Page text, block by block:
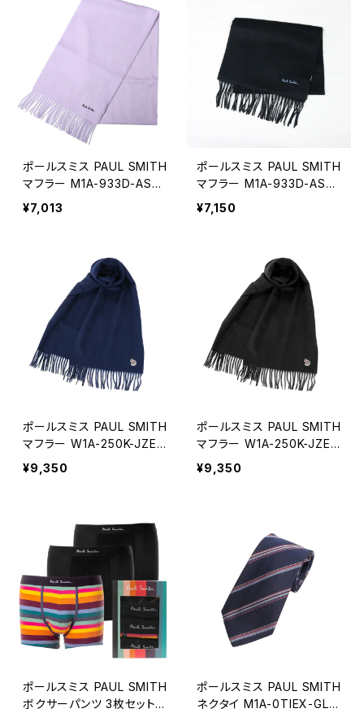
ポールスミス PAUL SMITH
マフラー M1A-933D-AS0
4-51 メンズ ラベンダー
¥7,013
ポールスミス PAUL SMITH
マフラー M1A-933D-AS0
4-78 メンズ ブラック
¥7,150
ポールスミス PAUL SMITH
マフラー W1A-250K-JZEB
RA-47 メンズ ネイビー
¥9,350
ポールスミス PAUL SMITH
マフラー W1A-250K-JZEB
RA-79 メンズ ブラック
¥9,350
ポールスミス PAUL SMITH
ボクサーパンツ 3枚セット
ポールスミス PAUL SMITH
ネクタイ M1A-0TIEX-GLU